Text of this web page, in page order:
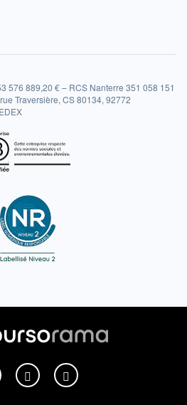
576 889,20 € – RCS Nanterre 351 058 151
Traversière, CS 80134, 92772
sur Facebook
Boursorama sur XBoursorama sur